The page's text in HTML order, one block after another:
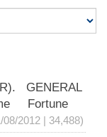
GENERAL
Fortune
08/2012 | 34,488)